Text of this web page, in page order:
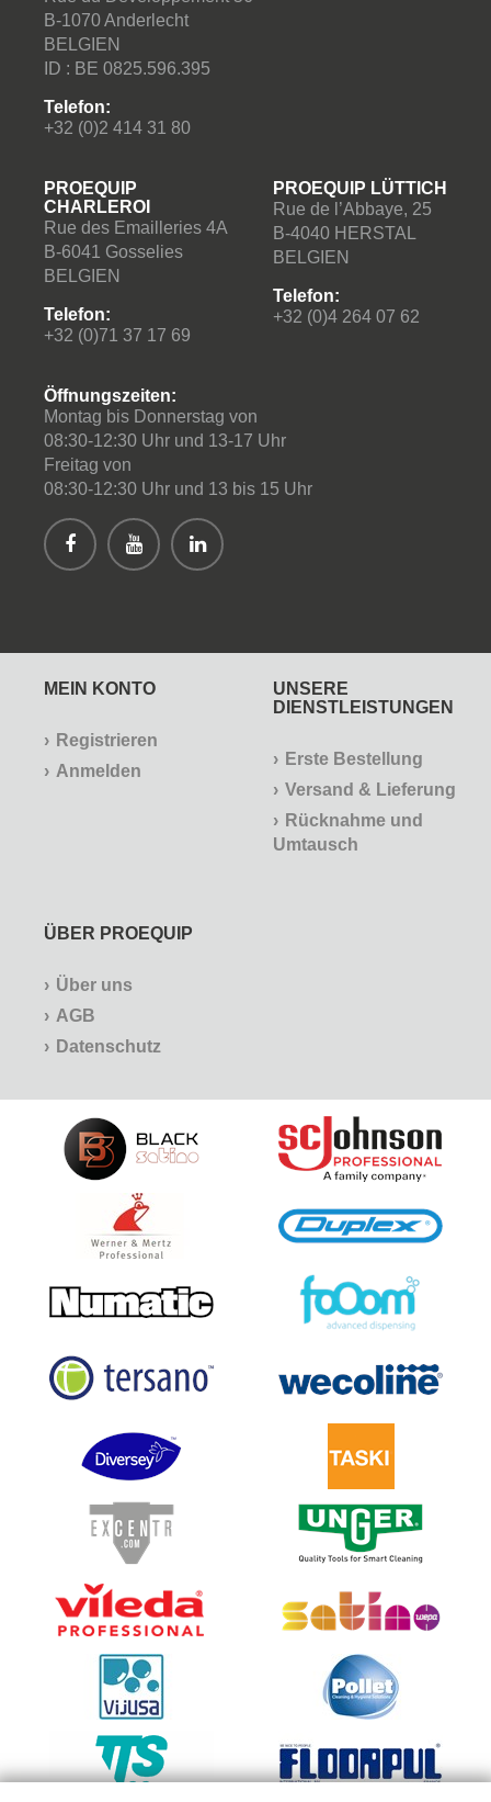
B-1070 Anderlecht
BELGIEN
ID : BE 0825.596.395
Telefon:
+32 (0)2 414 31 80
PROEQUIP
CHARLEROI
Rue des Emailleries 4A
B-6041 Gosselies
BELGIEN
Telefon:
+32 (0)71 37 17 69
PROEQUIP LÜTTICH
Rue de l’Abbaye, 25
B-4040 HERSTAL
BELGIEN
Telefon:
+32 (0)4 264 07 62
Öffnungszeiten:
Montag bis Donnerstag von
08:30-12:30 Uhr und 13-17 Uhr
Freitag von
08:30-12:30 Uhr und 13 bis 15 Uhr
MEIN KONTO
Registrieren
Anmelden
UNSERE
DIENSTLEISTUNGEN
Erste Bestellung
Versand & Lieferung
Rücknahme und
Umtausch
ÜBER PROEQUIP
Über uns
AGB
Datenschutz